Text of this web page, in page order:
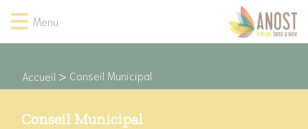
d'accès
menu
d'accès
contenu
principal
d'accès
recherche
d'accès
de
Menu
Accueil Conseil Municipal
Conseil Municipal